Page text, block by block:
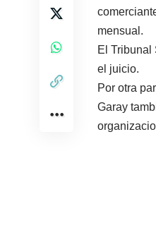
mensual.
El Tribunal
el juicio.
Por otra
Garay